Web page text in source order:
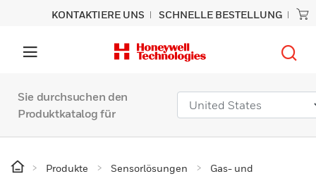
KONTAKTIERE UNS SCHNELLE BESTELLUNG
Sie durchsuchen den
Produktkatalog für
Produkte Sensorlösungen
Gas- und